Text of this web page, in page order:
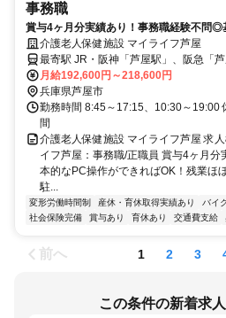
事務職
賞与4ヶ月分実績あり！事務職経験不問◎
OK！残業ほぼなし★バイク通勤OK＆無
健・事務職・正職員】
介護老人保健施設 マイライフ芦屋
最寄駅 JR・阪神「芦屋駅」、阪急「
大橋南」停車場下車すぐ
月給192,600円～218,600円
兵庫県芦屋市
勤務時間 8:45～17:15、10:30～
間
介護老人保健施設 マイライフ芦屋 求
イフ芦屋：事務職/正職員 賞与4ヶ月
本的なPC操作ができればOK！残業ほ
駐...
変形労働時間制 産休・育休取得実績あり バイ
社会保険完備
賞与あり 育休あり 交通費支給
前へ 1 2 3
この条件の新着求